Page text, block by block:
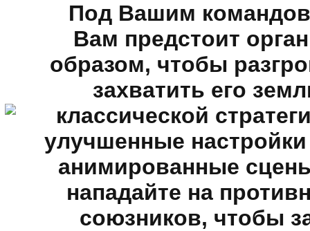
Под Вашим
Вам предстоит
образом, чтобы
захватить его
классической
улучшенные
анимированные
нападайте на
союзников, чтобы